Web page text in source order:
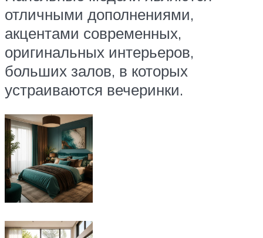
отличными дополнениями,
акцентами современных,
оригинальных интерьеров,
больших залов, в которых
устраиваются вечеринки.